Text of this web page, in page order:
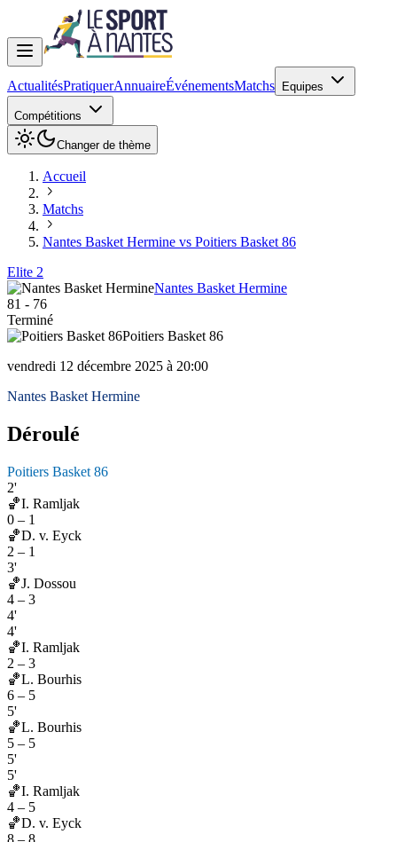
ActualitésPratiquerAnnuaireÉvénementsMatchs Equipes
Compétitions
Changer de thème
Accueil
Matchs
Nantes Basket Hermine vs Poitiers Basket 86
Elite 2
Nantes Basket Hermine
81 - 76
Terminé
Poitiers Basket 86
vendredi 12 décembre 2025 à 20:00
Nantes Basket Hermine
Déroulé
Poitiers Basket 86
2'
🏀I. Ramljak
0 – 1
🏀D. v. Eyck
2 – 1
3'
🏀J. Dossou
4 – 3
4'
4'
🏀I. Ramljak
2 – 3
🏀L. Bourhis
6 – 5
5'
🏀L. Bourhis
5 – 5
5'
5'
🏀I. Ramljak
4 – 5
🏀D. v. Eyck
8 – 8